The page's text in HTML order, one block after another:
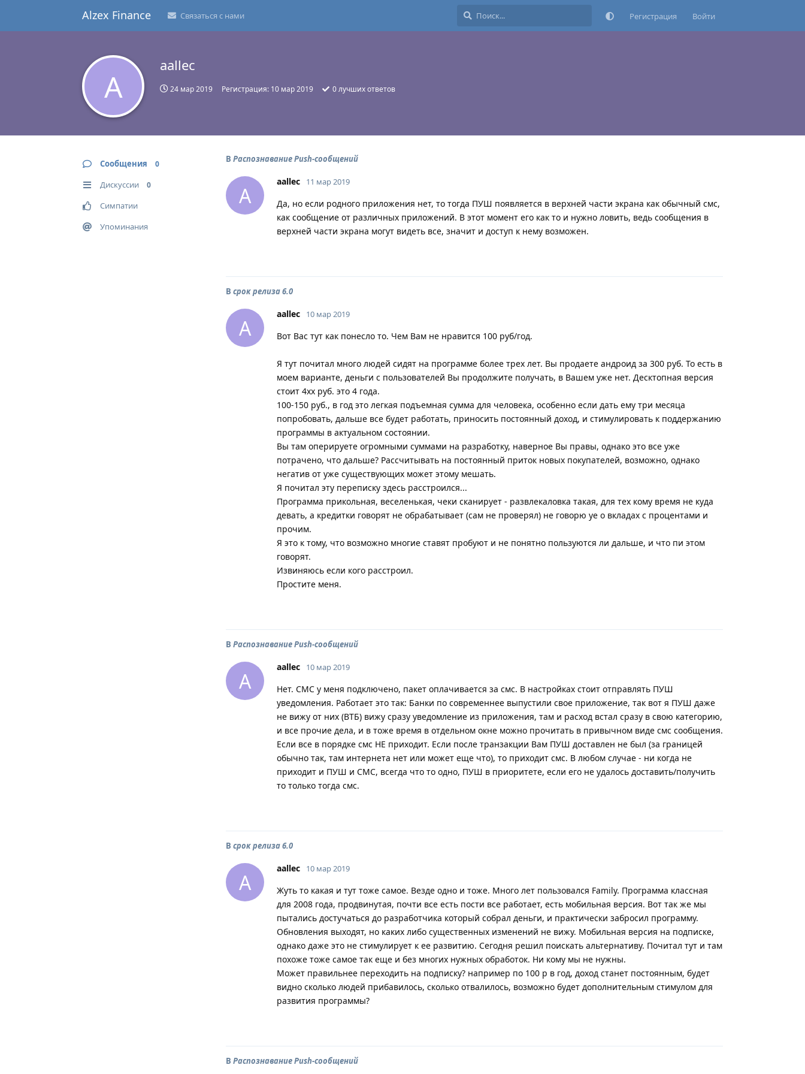
Alzex Finance Связаться с нами Регистрация Войти
A
aallec
24 мар 2019 Регистрация: 10 мар 2019 0лучших ответов
Сообщения 0
Дискуссии 0
Симпатии
Упоминания
В Распознавание Push-сообщений
A
aallec 11 мар 2019
Да, но если родного приложения нет, то тогда ПУШ появляется в верхней части экрана как обычный смс,
как сообщение от различных приложений. В этот момент его как то и нужно ловить, ведь сообщения в
верхней части экрана могут видеть все, значит и доступ к нему возможен.
В срок релиза 6.0
A
aallec 10 мар 2019
Вот Вас тут как понесло то. Чем Вам не нравится 100 руб/год.
Я тут почитал много людей сидят на программе более трех лет. Вы продаете андроид за 300 руб. То есть в
моем варианте, деньги с пользователей Вы продолжите получать, в Вашем уже нет. Десктопная версия
стоит 4хх руб. это 4 года.
100-150 руб., в год это легкая подъемная сумма для человека, особенно если дать ему три месяца
попробовать, дальше все будет работать, приносить постоянный доход, и стимулировать к поддержанию
программы в актуальном состоянии.
Вы там оперируете огромными суммами на разработку, наверное Вы правы, однако это все уже
потрачено, что дальше? Рассчитывать на постоянный приток новых покупателей, возможно, однако
негатив от уже существующих может этому мешать.
Я почитал эту переписку здесь расстроился...
Программа прикольная, веселенькая, чеки сканирует - развлекаловка такая, для тех кому время не куда
девать, а кредитки говорят не обрабатывает (сам не проверял) не говорю уе о вкладах с процентами и
прочим.
Я это к тому, что возможно многие ставят пробуют и не понятно пользуются ли дальше, и что пи этом
говорят.
Извиняюсь если кого расстроил.
Простите меня.
В Распознавание Push-сообщений
A
aallec 10 мар 2019
Нет. СМС у меня подключено, пакет оплачивается за смс. В настройках стоит отправлять ПУШ
уведомления. Работает это так: Банки по современнее выпустили свое приложение, так вот я ПУШ даже
не вижу от них (ВТБ) вижу сразу уведомление из приложения, там и расход встал сразу в свою категорию,
и все прочие дела, и в тоже время в отдельном окне можно прочитать в привычном виде смс сообщения.
Если все в порядке смс НЕ приходит. Если после транзакции Вам ПУШ доставлен не был (за границей
обычно так, там интернета нет или может еще что), то приходит смс. В любом случае - ни когда не
приходит и ПУШ и СМС, всегда что то одно, ПУШ в приоритете, если его не удалось доставить/получить
то только тогда смс.
В срок релиза 6.0
A
aallec 10 мар 2019
Жуть то какая и тут тоже самое. Везде одно и тоже. Много лет пользовался Family. Программа классная
для 2008 года, продвинутая, почти все есть пости все работает, есть мобильная версия. Вот так же мы
пытались достучаться до разработчика который собрал деньги, и практически забросил программу.
Обновления выходят, но каких либо существенных изменений не вижу. Мобильная версия на подписке,
однако даже это не стимулирует к ее развитию. Сегодня решил поискать альтернативу. Почитал тут и там
похоже тоже самое так еще и без многих нужных обработок. Ни кому мы не нужны.
Может правильнее переходить на подписку? например по 100 р в год, доход станет постоянным, будет
видно сколько людей прибавилось, сколько отвалилось, возможно будет дополнительным стимулом для
развития программы?
В Распознавание Push-сообщений